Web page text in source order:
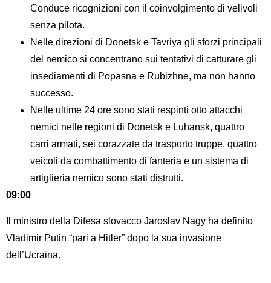
Conduce ricognizioni con il coinvolgimento di velivoli
senza pilota.
Nelle direzioni di Donetsk e Tavriya gli sforzi principali
del nemico si concentrano sui tentativi di catturare gli
insediamenti di Popasna e Rubizhne, ma non hanno
successo.
Nelle ultime 24 ore sono stati respinti otto attacchi
nemici nelle regioni di Donetsk e Luhansk, quattro
carri armati, sei corazzate da trasporto truppe, quattro
veicoli da combattimento di fanteria e un sistema di
artiglieria nemico sono stati distrutti.
09:00
Il ministro della Difesa slovacco Jaroslav Nagy ha definito
Vladimir Putin “pari a Hitler” dopo la sua invasione
dell’Ucraina.